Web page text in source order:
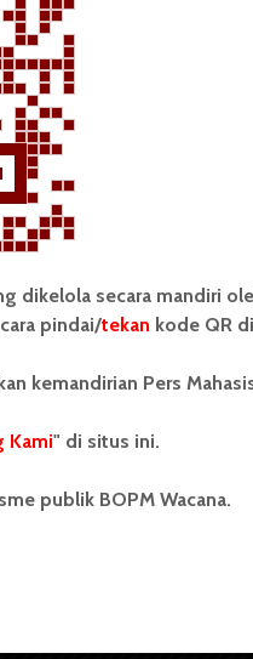
waktu baca
Media Siber
dikelola secara mandiri
pindai/tekan kode QR
kemandirian Pers
Kami" di situs ini.
publik BOPM Wacana.